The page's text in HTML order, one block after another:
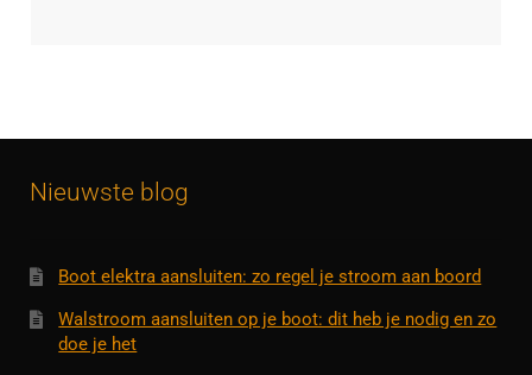
Nieuwste blog
Boot elektra aansluiten: zo regel je stroom aan boord
Walstroom aansluiten op je boot: dit heb je nodig en zo
doe je het